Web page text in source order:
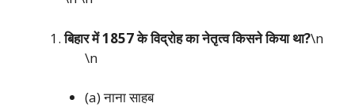
बिहार में 1857 के विद्रोह का नेतृत्व किसने किया था?\n
\n
(a) नाना साहब